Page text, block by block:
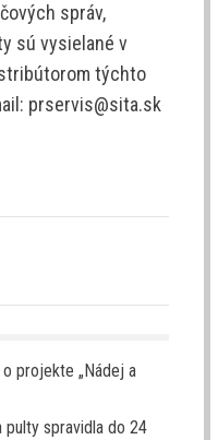
správ,
sú vysielané v
týchto
prservis@sita.sk
projekte „Nádej a
pulty spravidla do 24